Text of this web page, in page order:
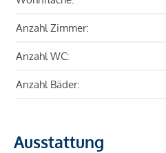
Anzahl Zimmer:
Anzahl WC:
Anzahl Bäder:
Ausstattung